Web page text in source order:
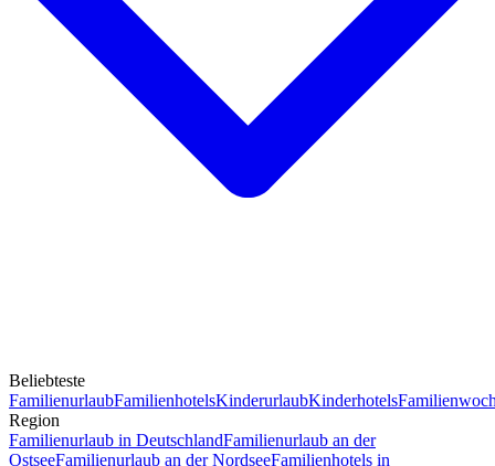
Beliebteste
FamilienurlaubFamilienhotelsKinderurlaubKinderhotels
Region
Familienurlaub in DeutschlandFamilienurlaub an der
OstseeFamilienurlaub an der NordseeFamilienhotels in